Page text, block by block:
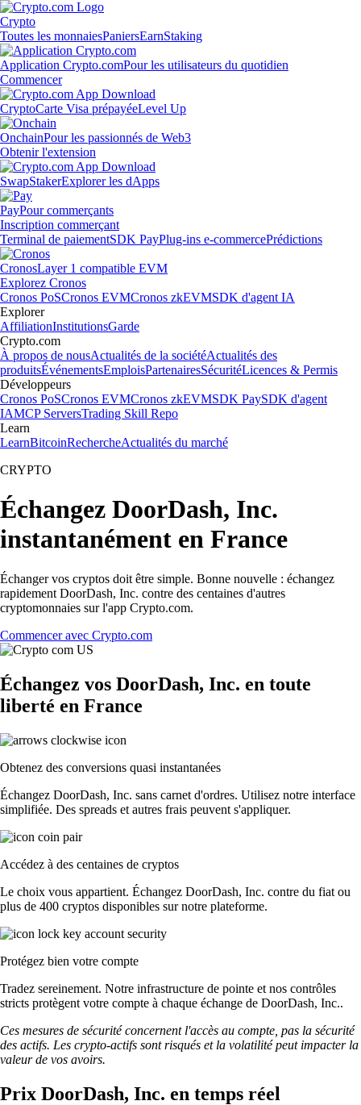
Crypto
Toutes les monnaiesPaniersEarnStaking
Application Crypto.comPour les utilisateurs du quotidien
Commencer
CryptoCarte Visa prépayéeLevel Up
OnchainPour les passionnés de Web3
Obtenir l'extension
SwapStakerExplorer les dApps
PayPour commerçants
Inscription commerçant
Terminal de paiementSDK PayPlug-ins e-commercePrédictions
CronosLayer 1 compatible EVM
Explorez Cronos
Cronos PoSCronos EVMCronos zkEVMSDK d'agent IA
Explorer
AffiliationInstitutionsGarde
Crypto.com
À propos de nousActualités de la sociétéActualités des
produitsÉvénementsEmploisPartenairesSécuritéLicences & Permis
Développeurs
Cronos PoSCronos EVMCronos zkEVMSDK PaySDK d'agent
IAMCP ServersTrading Skill Repo
Learn
LearnBitcoinRechercheActualités du marché
CRYPTO
Échangez DoorDash, Inc.
instantanément en France
Échanger vos cryptos doit être simple. Bonne nouvelle : échangez
rapidement DoorDash, Inc. contre des centaines d'autres
cryptomonnaies sur l'app Crypto.com.
Commencer avec Crypto.com
Échangez vos DoorDash, Inc. en toute
liberté en France
Obtenez des conversions quasi instantanées
Échangez DoorDash, Inc. sans carnet d'ordres. Utilisez notre interface
simplifiée. Des spreads et autres frais peuvent s'appliquer.
Accédez à des centaines de cryptos
Le choix vous appartient. Échangez DoorDash, Inc. contre du fiat ou
plus de 400 cryptos disponibles sur notre plateforme.
Protégez bien votre compte
Tradez sereinement. Notre infrastructure de pointe et nos contrôles
stricts protègent votre compte à chaque échange de DoorDash, Inc..
Ces mesures de sécurité concernent l'accès au compte, pas la sécurité
des actifs. Les crypto-actifs sont risqués et la volatilité peut impacter la
valeur de vos avoirs.
Prix DoorDash, Inc. en temps réel